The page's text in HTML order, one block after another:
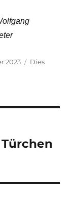
2023 Kategorien
Dies